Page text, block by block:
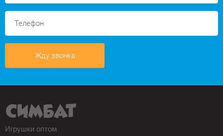
Жду звонка
Игрушки оптом